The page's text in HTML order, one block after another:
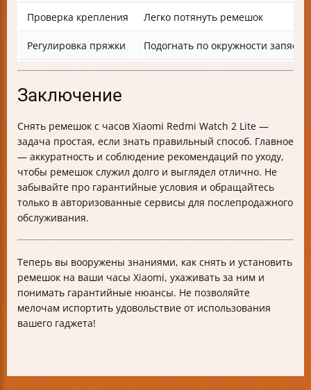
Проверка крепления Легко потянуть ремешок
Регулировка пряжки Подогнать по окружности
Заключение
Снять ремешок с часов Xiaomi Redmi Watch 2 Lite —
задача простая, если знать правильный способ. Главное
— аккуратность и соблюдение рекомендаций по уходу,
чтобы ремешок служил долго и выглядел отлично. Не
забывайте про гарантийные условия и обращайтесь
только в авторизованные сервисы для послепродажного
обслуживания.
Теперь вы вооружены знаниями, как снять и установить
ремешок на ваши часы Xiaomi, ухаживать за ним и
понимать гарантийные нюансы. Не позволяйте
мелочам испортить удовольствие от использования
вашего гаджета!